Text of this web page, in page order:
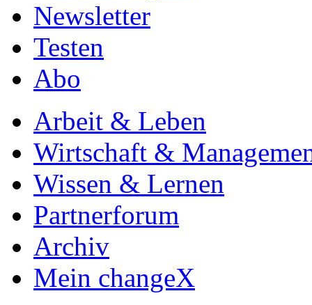
Newsletter
Testen
Abo
Arbeit & Leben
Wirtschaft &
Wissen & Lernen
Partnerforum
Archiv
Mein changeX